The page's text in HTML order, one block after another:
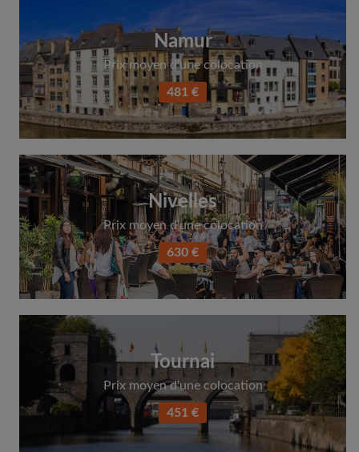
Namur
Prix moyen d'une colocation
481 €
Nivelles
Prix moyen d'une colocation
630 €
Tournai
Prix moyen d'une colocation
451 €